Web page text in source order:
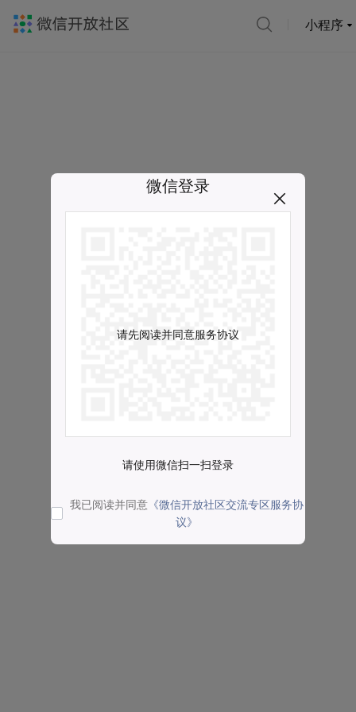
小程序
微信登录
请先阅读并同意服务协议
请使用微信扫一扫登录
我已阅读并同意 《微信开放社区交流专区服务协
议》